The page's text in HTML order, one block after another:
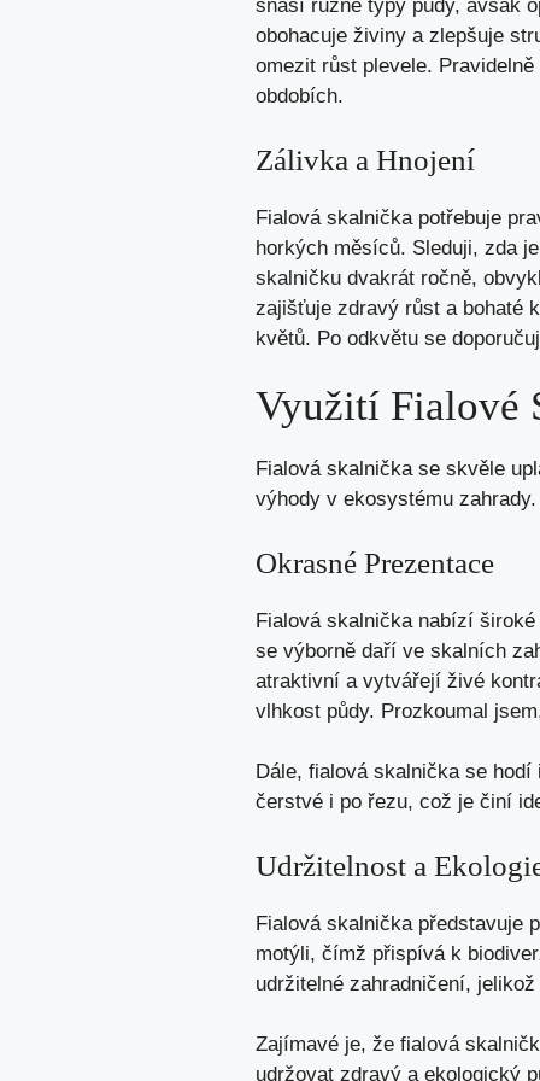
snáší různé typy půdy, avšak
obohacuje živiny a zlepšuje
omezit růst plevele.
obdobích.
Zálivka a Hnojení
Fialová skalnička potřebuje
horkých měsíců. Sleduji, zda
skalničku dvakrát ročně,
zajišťuje zdravý růst a bohaté
květů. Po odkvětu se
Využití Fialové
Fialová skalnička se skvěle
výhody v ekosystému zahrady.
Okrasné Prezentace
Fialová skalnička nabízí
se výborně daří ve skalních
atraktivní a vytvářejí živé
vlhkost půdy. Prozkoumal
Dále, fialová skalnička se
čerstvé i po řezu, což je činí
Udržitelnost a
Fialová skalnička představuje
motýli, čímž přispívá k
udržitelné zahradničení,
Zajímavé je, že fialová
udržovat zdravý a ekologický